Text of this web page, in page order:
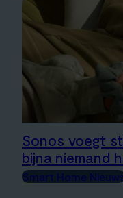
Sonos voegt
bijna niemand
Smart Home